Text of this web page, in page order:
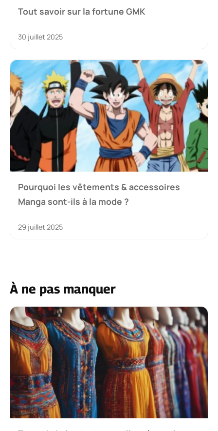
Tout savoir sur la fortune GMK
30 juillet 2025
Pourquoi les vêtements & accessoires
Manga sont-ils à la mode ?
29 juillet 2025
À ne pas manquer